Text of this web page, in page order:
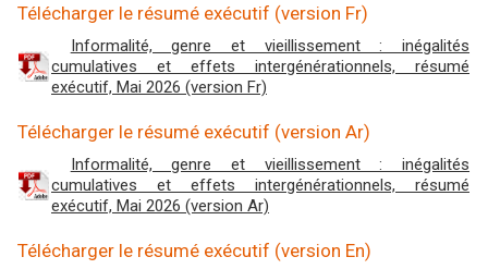
Télécharger le résumé exécutif (version Fr)
Informalité, genre et vieillissement : inégalités
cumulatives et effets intergénérationnels, résumé
exécutif, Mai 2026 (version Fr)
Télécharger le résumé exécutif (version Ar)
Informalité, genre et vieillissement : inégalités
cumulatives et effets intergénérationnels, résumé
exécutif, Mai 2026 (version Ar)
Télécharger le résumé exécutif (version En)